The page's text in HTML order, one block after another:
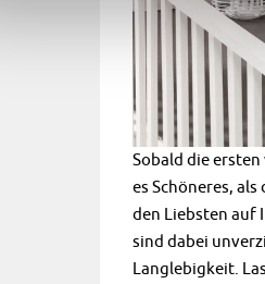
Sobald die
es Schöneres,
den Liebsten auf
sind dabei
Langlebigkeit.